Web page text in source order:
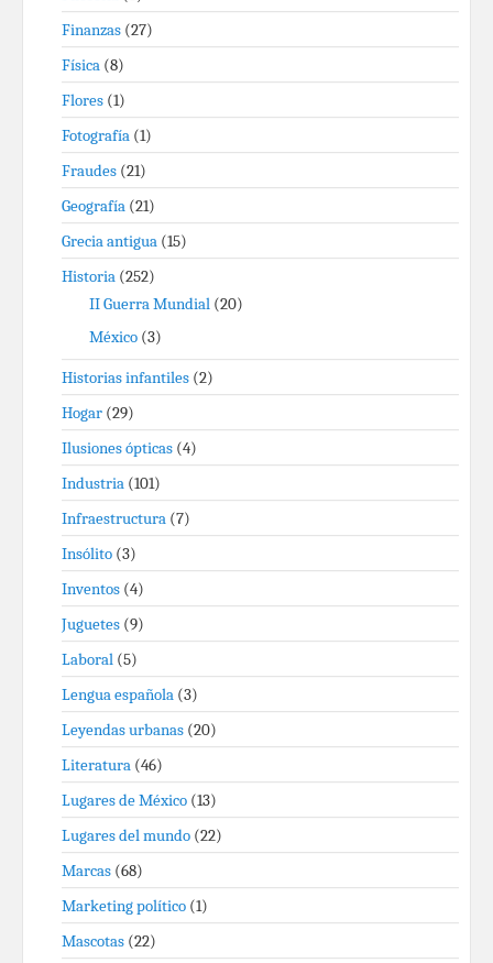
Finanzas (27)
Física (8)
Flores (1)
Fotografía (1)
Fraudes (21)
Geografía (21)
Grecia antigua (15)
Historia (252)
II Guerra Mundial (20)
México (3)
Historias infantiles (2)
Hogar (29)
Ilusiones ópticas (4)
Industria (101)
Infraestructura (7)
Insólito (3)
Inventos (4)
Juguetes (9)
Laboral (5)
Lengua española (3)
Leyendas urbanas (20)
Literatura (46)
Lugares de México (13)
Lugares del mundo (22)
Marcas (68)
Marketing político (1)
Mascotas (22)